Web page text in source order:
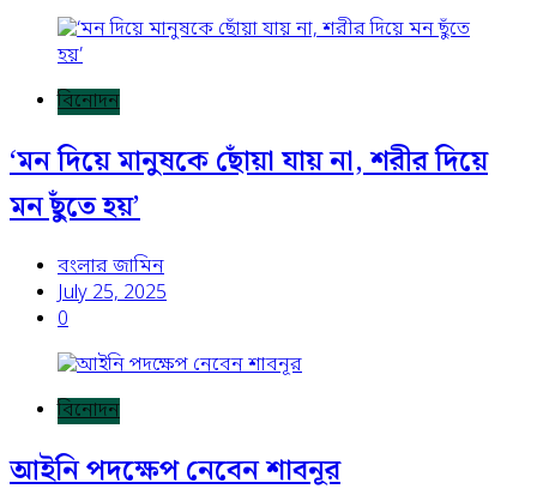
বিনোদন
‘মন দিয়ে মানুষকে ছোঁয়া যায় না, শরীর দিয়ে
মন ছুঁতে হয়’
বংলার জামিন
July 25, 2025
0
বিনোদন
আইনি পদক্ষেপ নেবেন শাবনূর